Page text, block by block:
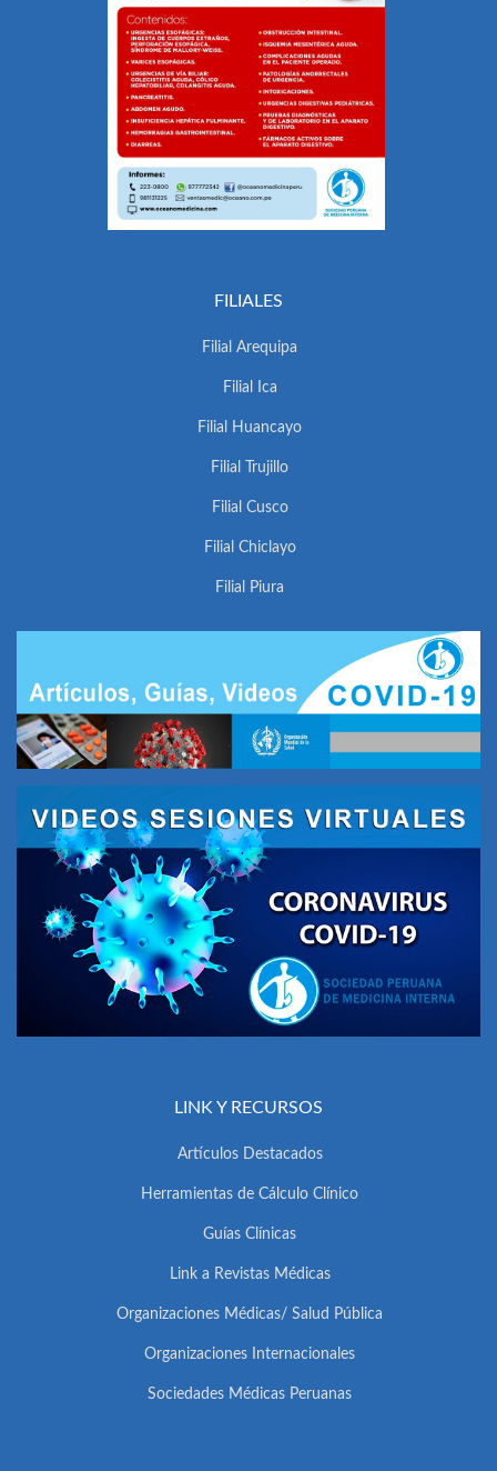
FILIALES
Filial Arequipa
Filial Ica
Filial Huancayo
Filial Trujillo
Filial Cusco
Filial Chiclayo
Filial Piura
LINK Y RECURSOS
Artículos Destacados
Herramientas de Cálculo Clínico
Guías Clínicas
Link a Revistas Médicas
Organizaciones Médicas/ Salud Pública
Organizaciones Internacionales
Sociedades Médicas Peruanas